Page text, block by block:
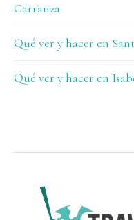
Carranza
Qué ver y hacer en
Qué ver y hacer en
FOOTER